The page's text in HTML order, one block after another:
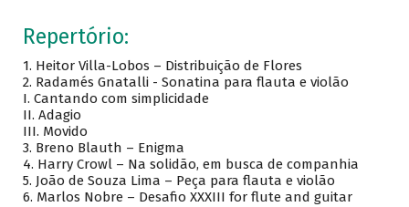
Repertório:
1. Heitor Villa-Lobos – Distribuição de Flores
2. Radamés Gnatalli - Sonatina para flauta e violão
I. Cantando com simplicidade
II. Adagio
III. Movido
3. Breno Blauth – Enigma
4. Harry Crowl – Na solidão, em busca de companhia
5. João de Souza Lima – Peça para flauta e violão
6. Marlos Nobre – Desafio XXXIII for flute and guitar